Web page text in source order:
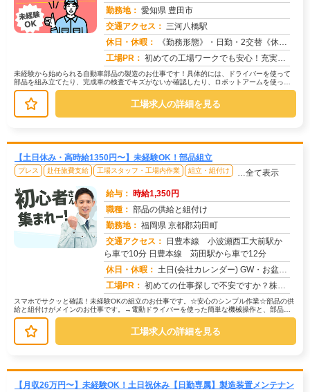
勤務地： 愛知県 豊田市
交通アクセス： 三河八橋駅
休日・休暇：
《勤務形態》・日勤・2交替《休日》土日※会社カレンダーによる【その他長期休暇あり】★ゴールデンウィーク★夏季休暇★...
工場PR： 初めての工場ワークでも安心！充実のサポート体制で始められます！≪とっておき情報≫快適な1R寮が6ヶ月間家賃無料！敷...
未経験から始められる自動車部品の製造のお仕事です！具体的には、ドライバーを使って
部品を組み立てたり、完成車の検査でキズがないか確認したり、ロボットアームを使った
塗装作業などを行います。プレス作業...
工場求人の詳細を見る
【土日休み・高時給1350円〜】未経験OK！部品組立
プレス 赴任旅費支給 工場スタッフ・工場内作業 組立・組付け …全て表示
給与： 時給1,350円
職種： 部品の供給と組付け
勤務地： 福岡県 京都郡苅田町
交通アクセス：
日豊本線 小波瀬西工大前駅か
ら車で10分 日豊本線 苅田駅から車で12分
休日・休暇： 土日(会社カレンダー) GW・お盆・年末年始/年間休日122日
工場PR： 初めての仕事探しで不安ですか？株式会社京栄センターなら、そんな不安を解消できる環境が整っています！☆家具付き寮が初...
スマホでサクッと確認！未経験OKの組立のお仕事です。☆安心のシンプル作業☆部品の供
給と組付けがメインのお仕事です。→電動ドライバーを使った簡単な機械操作と、部品の
取り付けを行います。→取り付け後...
工場求人の詳細を見る
【月収26万円〜】未経験OK！土日祝休み【日勤専属】製造装置メンテナン